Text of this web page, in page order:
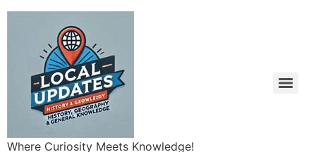
Where Curiosity Meets Knowledge!